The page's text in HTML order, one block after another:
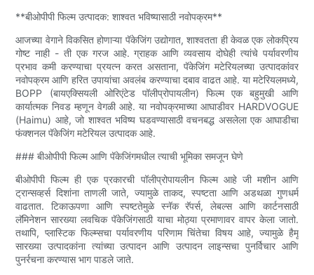
**बीओपीपी फिल्म उत्पादक: शाश्वत भविष्यासाठी नवोपक्रम**
आजच्या वेगाने विकसित होणाऱ्या पॅकेजिंग उद्योगात, शाश्वतता ही केवळ एक लोकप्रिय
गोष्ट नाही - ती एक गरज आहे. ग्राहक आणि व्यवसाय दोघेही त्यांचे पर्यावरणीय
प्रभाव कमी करण्याचा प्रयत्न करत असताना, पॅकेजिंग मटेरियलच्या उत्पादकांवर
नवोपक्रम आणि हरित उपायांचा अवलंब करण्याचा दबाव वाढत आहे. या मटेरियलमध्ये,
BOPP (बायएक्सियली ओरिएंटेड पॉलीप्रोपायलीन) फिल्म एक बहुमुखी आणि
कार्यात्मक निवड म्हणून वेगळी आहे. या नवोपक्रमाच्या आघाडीवर HARDVOGUE
(Haimu) आहे, जो शाश्वत भविष्य घडवण्यासाठी वचनबद्ध असलेला एक आघाडीचा
फंक्शनल पॅकेजिंग मटेरियल उत्पादक आहे.
### बीओपीपी फिल्म आणि पॅकेजिंगमधील त्याची भूमिका समजून घेणे
बीओपीपी फिल्म ही एक प्रकारची पॉलीप्रोपायलीन फिल्म आहे जी मशीन आणि
ट्रान्सव्हर्स दिशांना ताणली जाते, ज्यामुळे ताकद, स्पष्टता आणि अडथळा गुणधर्म
वाढतात. टिकाऊपणा आणि स्पष्टतेमुळे स्नॅक रॅपर्स, लेबल्स आणि कार्टनसाठी
लॅमिनेशन सारख्या लवचिक पॅकेजिंगसाठी याचा मोठ्या प्रमाणावर वापर केला जातो.
तथापि, प्लास्टिक फिल्म्सचा पर्यावरणीय परिणाम चिंतेचा विषय आहे, ज्यामुळे हैमू
सारख्या उत्पादकांना त्यांच्या उत्पादन आणि उत्पादन लाइन्सचा पुनर्विचार आणि
पुनर्रचना करण्यास भाग पाडले जाते.